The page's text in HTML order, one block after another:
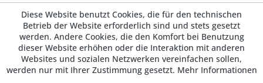
Diese Website benutzt Cookies, die für den technischen
Betrieb der Website erforderlich sind und stets gesetzt
werden. Andere Cookies, die den Komfort bei Benutzung
dieser Website erhöhen oder die Interaktion mit anderen
Websites und sozialen Netzwerken vereinfachen sollen,
werden nur mit Ihrer Zustimmung gesetzt. Mehr Informationen